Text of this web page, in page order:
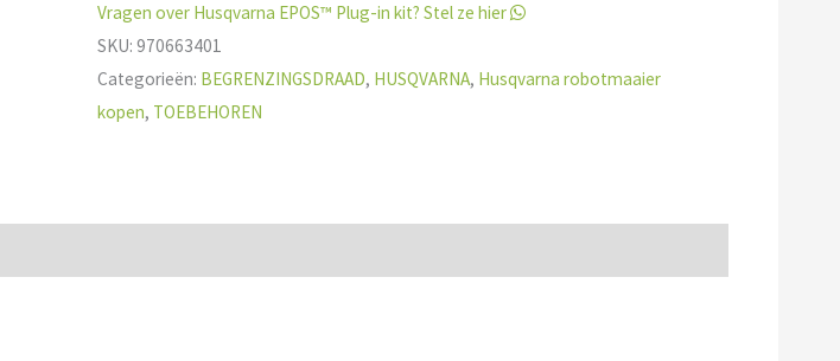
Vragen over Husqvarna EPOS™ Plug-in kit? Stel ze hier
SKU:970663401
Categorieën: BEGRENZINGSDRAAD, HUSQVARNA, Husqvarna robotmaaier
kopen, TOEBEHOREN